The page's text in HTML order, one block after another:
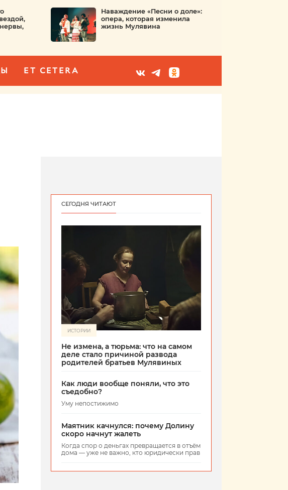
Наваждение «Песни о доле»:
опера, которая изменила
жизнь Мулявина
ET CETERA
СЕГОДНЯ ЧИТАЮТ
ИСТОРИИ
Не измена, а тюрьма: что на самом
деле стало причиной развода
родителей братьев Мулявиных
Как люди вообще поняли, что это
съедобно?
Уму непостижимо
Маятник качнулся: почему Долину
скоро начнут жалеть
Когда спор о деньгах превращается в отъём
дома — уже не важно, кто юридически прав